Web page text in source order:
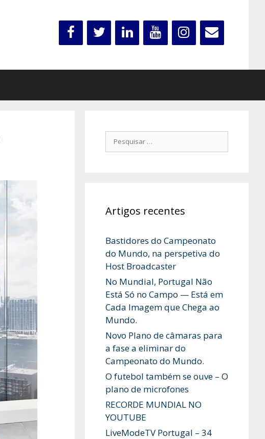
Pesquisar
por:
Artigos recentes
Bastidores do Campeonato
do Mundo, na perspetiva do
Host Broadcaster
No Mundial, Portugal Não
Está Só no Campo — Está em
Cada Imagem que Chega ao
Mundo.
Novo Plano de câmaras para
a fase a eliminar do
Campeonato do Mundo.
O futebol também se ouve – O
plano de microfones
RECORDE MUNDIAL NO
YOUTUBE
LiveModeTV Portugal – 34